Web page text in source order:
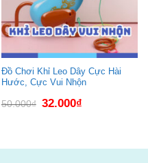
Đồ Chơi Khỉ Leo Dây Cực Hài
Hước, Cực Vui Nhộn
50.000₫ Giá
gốc
32.000₫Giá
hiện